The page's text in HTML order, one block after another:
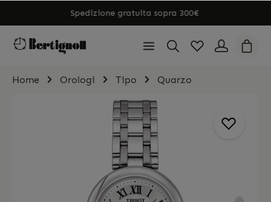
Spedizione gratuita sopra 300€
Home Orologi Tipo Quarzo